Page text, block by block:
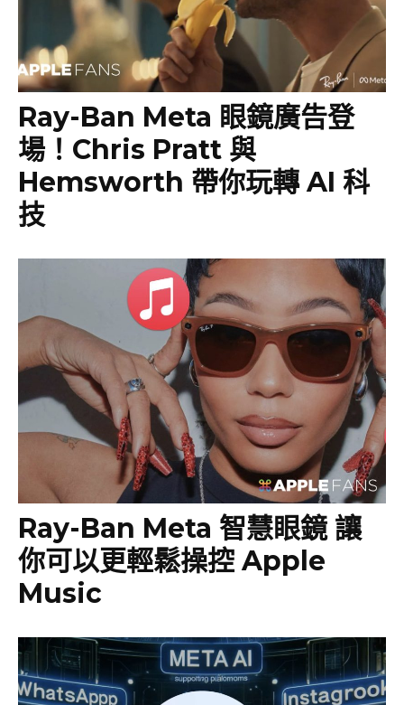
Ray-Ban Meta 眼鏡廣告登
場！Chris Pratt 與
Hemsworth 帶你玩轉 AI 科
技
Ray-Ban Meta 智慧眼鏡 讓
你可以更輕鬆操控 Apple
Music